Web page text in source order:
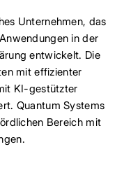
Unternehmen, das
in der
entwickelt. Die
mit effizienter
KI-gestützter
Quantum Systems
Bereich mit